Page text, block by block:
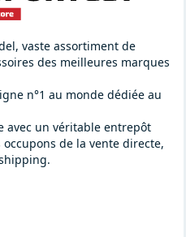
vaste assortiment de
des meilleures marques
n°1 au monde dédiée au
avec un véritable entrepôt
de la vente directe,